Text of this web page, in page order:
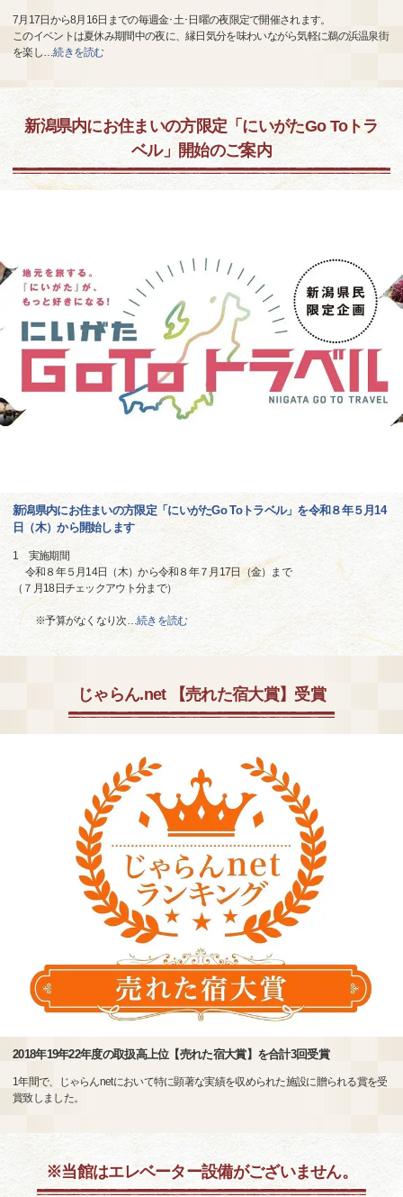
7月17日から8月16日までの毎週金･土･日曜の夜限定で開催されます。
このイベントは夏休み期間中の夜に、縁日気分を味わいながら気軽に鵜の浜温泉街
を楽し…続きを読む
新潟県内にお住まいの方限定「にいがたGo Toトラ
ベル」開始のご案内
新潟県内にお住まいの方限定「にいがたGo Toトラベル」を令和８年５月14
日（木）から開始します
1 実施期間
令和８年５月14日（木）から令和８年７月17日（金）まで
（７月18日チェックアウト分まで）
※予算がなくなり次…続きを読む
じゃらん.net 【売れた宿大賞】受賞
2018年19年22年度の取扱高上位【売れた宿大賞】を合計3回受賞
1年間で、じゃらんnetにおいて特に顕著な実績を収められた施設に贈られる賞を受
賞致しました。
※当館はエレベーター設備がございません。